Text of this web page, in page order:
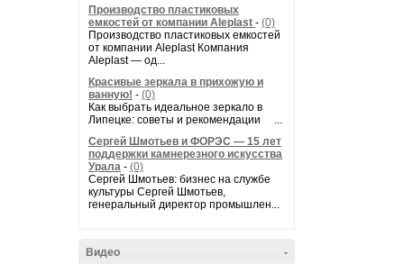
Производство пластиковых
емкостей от компании Aleplast - (0)
Производство пластиковых емкостей
от компании Aleplast Компания
Aleplast — од...
Красивые зеркала в прихожую и
ванную! - (0)
Как выбрать идеальное зеркало в
Липецке: советы и рекомендации ...
Сергей Шмотьев и ФОРЭС — 15 лет
поддержки камнерезного искусства
Урала - (0)
Сергей Шмотьев: бизнес на службе
культуры Сергей Шмотьев,
генеральный директор промышлен...
-
Видео